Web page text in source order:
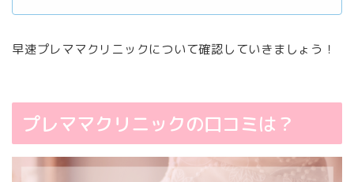
早速プレママクリニックについて確認していきましょう！
プレママクリニックの口コミは？